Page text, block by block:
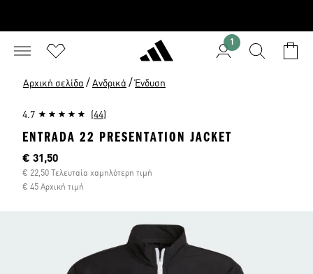
1
Αρχική σελίδα / Ανδρικά / Ένδυση
4.7 (44)
ENTRADA 22 PRESENTATION JACKET
Τρέχουσα τιμή
€ 31,50
€ 22,50 Τελευταία χαμηλότερη τιμή
€ 45 Αρχική τιμή